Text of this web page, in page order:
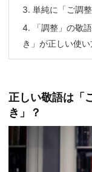
3. 単純に「ご調
4. 「調整」の敬
き」が正しい使い
正しい敬語は「
き」？